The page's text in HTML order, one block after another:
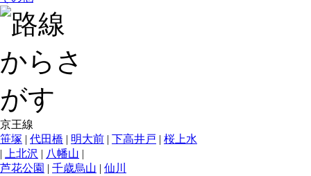
京王線
笹塚 | 代田橋 | 明大前 | 下高井戸 | 桜上水
|
上北沢 | 八幡山 |
芦花公園 | 千歳烏山 | 仙川